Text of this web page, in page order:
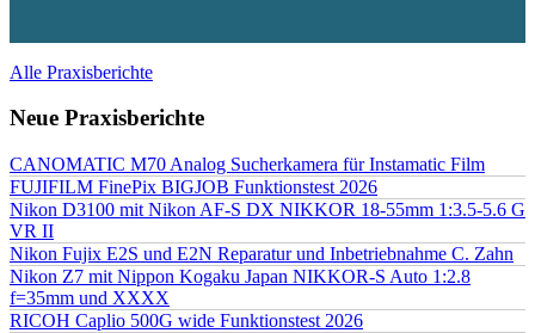
Alle Praxisberichte
Neue Praxisberichte
CANOMATIC M70 Analog Sucherkamera für Instamatic Film
FUJIFILM FinePix BIGJOB Funktionstest 2026
Nikon D3100 mit Nikon AF-S DX NIKKOR 18-55mm 1:3.5-5.6 G
VR II
Nikon Fujix E2S und E2N Reparatur und Inbetriebnahme C. Zahn
Nikon Z7 mit Nippon Kogaku Japan NIKKOR-S Auto 1:2.8
f=35mm und XXXX
RICOH Caplio 500G wide Funktionstest 2026